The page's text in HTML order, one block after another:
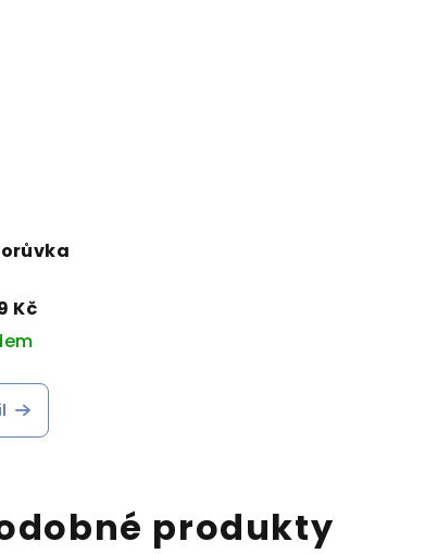
Kč
produkty